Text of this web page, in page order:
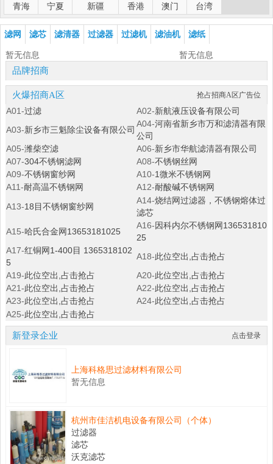
青海
宁夏 新疆 香港 澳门 台湾
滤网 滤芯 滤清器 过滤器 过滤机 滤油机 滤纸
暂无信息
暂无信息
品牌招商
抢占招商A区广告位
火爆招商A区
A01-过滤 A02-新航液压设备有限公司
A03-新乡市三魁除尘设备有限公司
A04-河南省新乡市万和滤清器有限
公司
A05-潍柴空滤 A06-新乡市华航滤清器有限公司
A07-304不锈钢滤网 A08-不锈钢丝网
A09-不锈钢窗纱网 A10-1微米不锈钢网
A11-耐高温不锈钢网 A12-耐酸碱不锈钢网
A13-18目不锈钢窗纱网
A14-烧结网过滤器，不锈钢熔体过
滤芯
A15-哈氏合金网13653181025
A16-因科内尔不锈钢网136531810
25
A17-红铜网1-400目 1365318102
5
A18-此位空出,占击抢占
A19-此位空出,占击抢占 A20-此位空出,占击抢占
A21-此位空出,占击抢占 A22-此位空出,占击抢占
A23-此位空出,占击抢占 A24-此位空出,占击抢占
A25-此位空出,占击抢占
点击登录
新登录企业
上海科格思过滤材料有限公司
暂无信息
杭州市佳洁机电设备有限公司（个体）
过滤器
滤芯
沃克滤芯